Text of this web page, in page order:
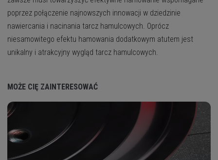
poprzez połączenie najnowszych innowacji w dziedzinie
nawiercania i nacinania tarcz hamulcowych. Oprócz
niesamowitego efektu hamowania dodatkowym atutem jest
unikalny i atrakcyjny wygląd tarcz hamulcowych.
MOŻE CIĘ ZAINTERESOWAĆ